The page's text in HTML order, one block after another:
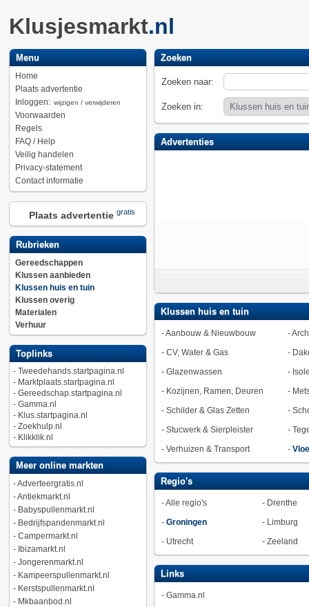
Klusjesmarkt.nl
Menu
Home
Plaats advertentie
Inloggen: wijzigen / verwijderen
Voorwaarden
Regels
FAQ / Help
Veilig handelen
Privacy-statement
Contact informatie
Plaats advertentie gratis
Rubrieken
Gereedschappen
Klussen aanbieden
Klussen huis en tuin
Klussen overig
Materialen
Verhuur
Toplinks
- Tweedehands.startpagina.nl
- Marktplaats.startpagina.nl
- Gereedschap.startpagina.nl
- Gamma.nl
- Klus.startpagina.nl
- Zoekhulp.nl
- Klikklik.nl
Meer online markten
-Adverteergratis.nl
-Antiekmarkt.nl
- Babyspullenmarkt.nl
- Bedrijfspandenmarkt.nl
- Campermarkt.nl
- Ibizamarkt.nl
- Jongerenmarkt.nl
- Kampeerspullenmarkt.nl
- Kerstspullenmarkt.nl
- Mkbaanbod.nl
Zoeken
Zoeken naar:
Zoeken in:
Advertenties
Klussen huis en tuin
-Aanbouw & Nieuwbouw -
- CV, Water & Gas -
- Glazenwassen -
- Kozijnen, Ramen, Deuren -
- Schilder & Glas Zetten -
- Stucwerk & Sierpleister -
- Verhuizen & Transport -
Regio's
-Alle regio's - Drenthe
- Groningen - Limburg
- Utrecht - Zeeland
Links
- Gamma.nl